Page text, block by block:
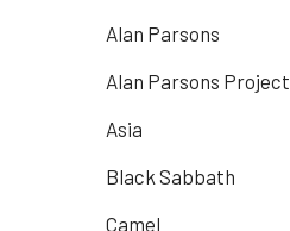
Alan Parsons
Alan Parsons Project
Asia
Black Sabbath
Camel